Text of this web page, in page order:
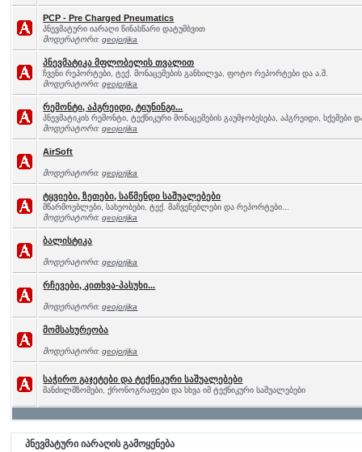
PCP - Pre Charged Pneumatics
პნევმატური იარაღი წინასწარი დატუმბვით
მოდერატორი:geojorjika
პნევმატიკა მფლობელის თვალით
ჩვენი რეპორტები, ტექ. მონაცემების განხილვა, ფოტო რეპორტები და ა.შ.
მოდერატორი:geojorjika
რემონტი, აპგრეიდი, ტიუნინგი...
პნევმატიკის რემონტი, ტექნიკური მონაცემების გაუმჯობესება, აპგრეიდი, სქემები
მოდერატორი:geojorjika
AirSoft
მოდერატორი:geojorjika
ტყვიები, ზეთები, საწმენდი საშუალებები
მწარმოებლები, სახეობები, ტექ. მაჩვენებლები და რეპორტები...
მოდერატორი:geojorjika
ბალისტიკა
მოდერატორი:geojorjika
რჩევები, კითხვა-პასუხი...
მოდერატორი:geojorjika
მომსახურეობა
მოდერატორი:geojorjika
საჭირო გაჯეტები და ტექნიკური საშუალებები
მანძილმზომები, ქრონოგრაფები და სხვა იმ ტექნიკური საშუალებები
პნევმატური იარაღის გამოყენება